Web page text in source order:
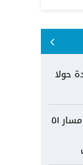
حولا
القيادة المركزية الأميركية: غيرنا مسار ٥١